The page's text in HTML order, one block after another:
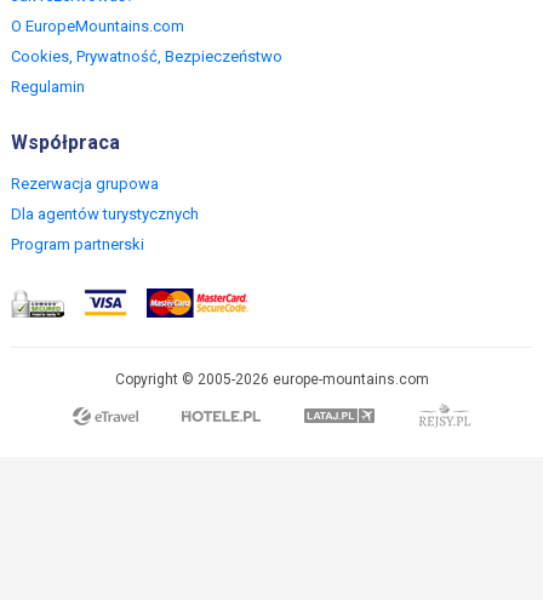
O EuropeMountains.com
Cookies, Prywatność, Bezpieczeństwo
Regulamin
Współpraca
Rezerwacja grupowa
Dla agentów turystycznych
Program partnerski
Copyright © 2005-2026 europe-mountains.com